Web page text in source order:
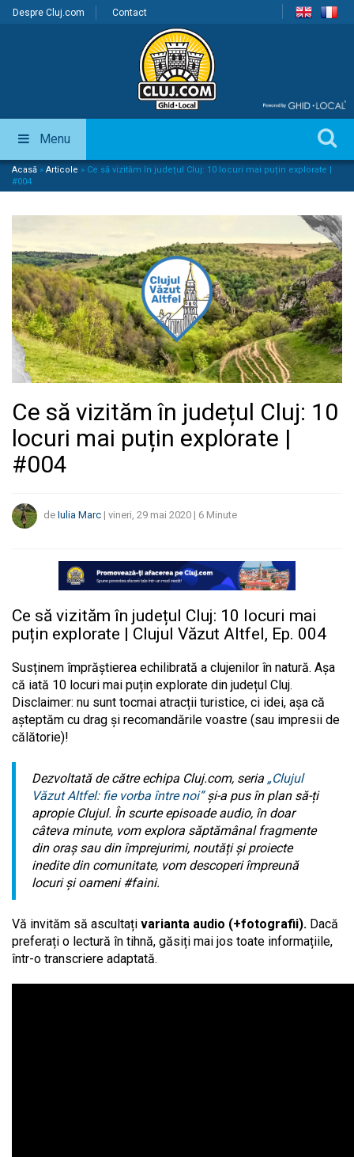
Despre Cluj.com Contact
Menu
Acasă » Articole » Ce să vizităm în județul Cluj: 10 locuri mai puțin explorate |
#004
Ce să vizităm în județul Cluj: 10
locuri mai puțin explorate |
#004
de Iulia Marc | vineri, 29 mai 2020 | 6 Minute
Ce să vizităm în județul Cluj: 10 locuri mai
puțin explorate | Clujul Văzut Altfel, Ep. 004
Susținem împrăștierea echilibrată a clujenilor în natură. Așa
că iată 10 locuri mai puțin explorate din județul Cluj.
Disclaimer: nu sunt tocmai atracții turistice, ci idei, așa că
așteptăm cu drag și recomandările voastre (sau impresii de
călătorie)!
Dezvoltată de către echipa Cluj.com, seria „Clujul
Văzut Altfel: fie vorba între noi”și-a pus în plan să-ți
apropie Clujul. În scurte episoade audio, în doar
câteva minute, vom explora săptămânal fragmente
din oraș sau din împrejurimi, noutăți și proiecte
inedite din comunitate, vom descoperi împreună
locuri și oameni #faini.
Vă invităm să ascultați varianta audio (+fotografii). Dacă
preferați o lectură în tihnă, găsiți mai jos toate informațiile,
într-o transcriere adaptată.